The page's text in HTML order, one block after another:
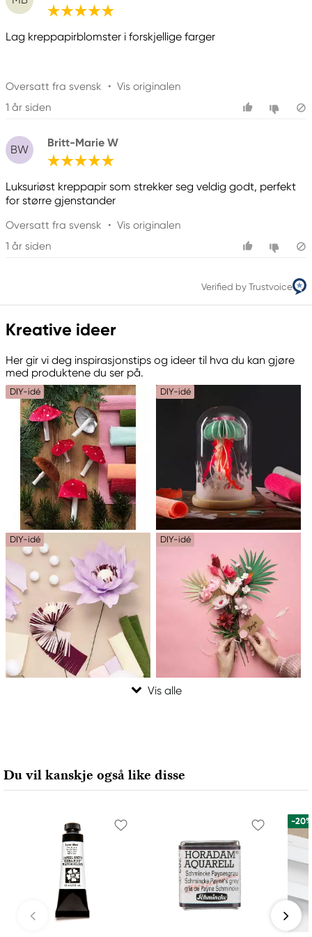
Lag kreppapirblomster i forskjellige farger
Oversatt fra svensk • Vis originalen
1 år siden
BW
Britt-Marie W
Luksuriøst kreppapir som strekker seg veldig godt, perfekt
for større gjenstander
Oversatt fra svensk • Vis originalen
1 år siden
Verified by Trustvoice
Kreative ideer
Her gir vi deg inspirasjonstips og ideer til hva du kan gjøre
med produktene du ser på.
DIY-idé DIY-idé
DIY-idé DIY-idé
Du vil kanskje også like disse
-